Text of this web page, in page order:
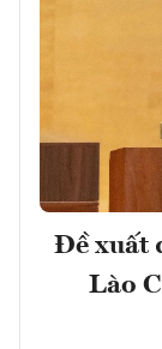
Đề xuất
Lào